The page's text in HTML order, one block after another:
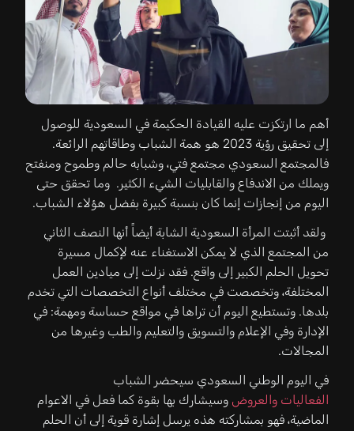
أهم ما ارتكزت عليه القيادة الحكيمة في السعودية للوصول
إلى تحقيق رؤية 2023 هو همة الشباب وطاقاتهم الرائعة.
فالمجتمع السعودي مجتمع فتي، وشبابه حالم وطموح ومنفتح
ويملك من الاندفاع والقابليات الشيء الكثير. وما تحقق حتى
اليوم من إنجازات إنما كان بنسبة كبيرة بفضل هؤلاء الشباب.
ولقد أثبتت المرأة السعودية الشابة أيضاً أنها النصف الثاني
من المجتمع الذي لا يمكن الاستغناء عنه لإكمال مسيرة
تحويل الحلم الكبير إلى واقع. فقد نزلت إلى ميادين العمل
المختلفة، وتخصصت في مختلف أنواع التخصصات التي تخدم
بلدها. وتستطيع اليوم أن تراها في مواقع حساسة ومهمة: في
الإدارة وفي الإعلام والتسويق والتعليم والطب وغيرها من
المجالات.
في اليوم الوطني السعودي سيحضر الشباب
الفعاليات والعروض وسيشارك بها بقوة كما فعل في الاعوام
الماضية، فهو بمشاركته هذه يرسل إشارة قوية إلى أن الحلم